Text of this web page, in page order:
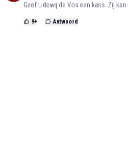
Geef Lidewij de Vos een kans. Zij kan
9+ Antwoord